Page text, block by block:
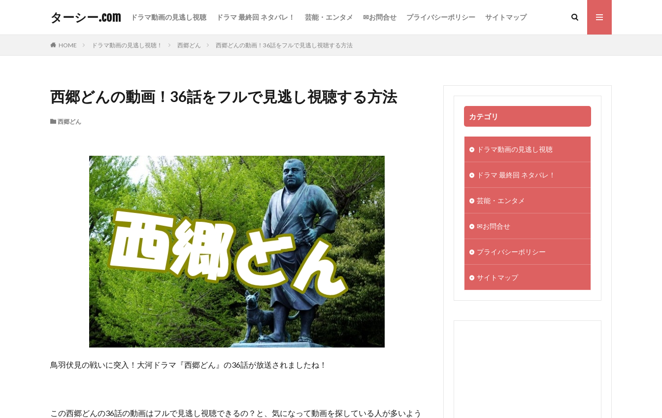
ターシー.com ドラマ動画の見逃し視聴 ドラマ 最終回 ネタバレ！ 芸能・エンタメ ✉お問合せ プライバシーポリシー サイトマップ
HOME ドラマ動画の見逃し視聴！ 西郷どん 西郷どんの動画！36話をフルで見逃し視聴する方法
西郷どんの動画！36話をフルで見逃し視聴する方法
西郷どん
鳥羽伏見の戦いに突入！大河ドラマ『西郷どん』の36話が放送されましたね！
この西郷どんの36話の動画はフルで見逃し視聴できるの？ と、気になって動画を探している人が多いよう
カテゴリ
ドラマ動画の見逃し視聴
ドラマ 最終回 ネタバレ！
芸能・エンタメ
✉お問合せ
プライバシーポリシー
サイトマップ